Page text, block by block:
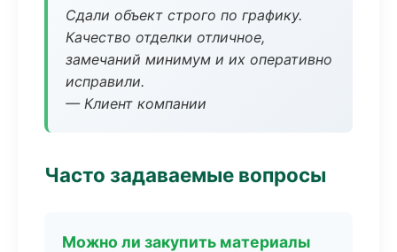
Сдали объект строго по графику.
Качество отделки отличное,
замечаний минимум и их оперативно
исправили.
— Клиент компании
Часто задаваемые вопросы
Можно ли закупить материалы